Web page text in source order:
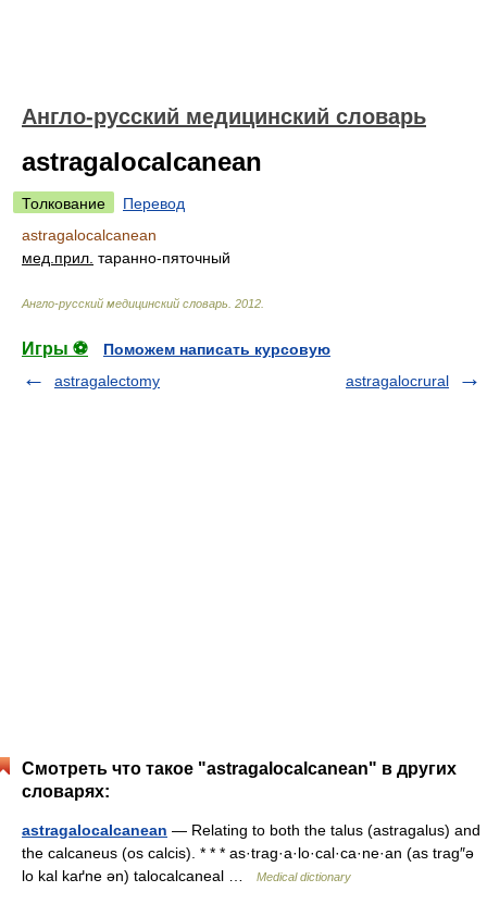
Англо-русский медицинский словарь
astragalocalcanean
Толкование
Перевод
astragalocalcanean
мед. прил. таранно-пяточный
Англо-русский медицинский словарь 2012
Игры ⚽
Поможем написать курсовую
astragalectomy
astragalocrural
Смотреть что такое "astragalocalcanean" в других
словарях:
astragalocalcanean — Relating to both the talus (astragalus) and
the calcaneus (os calcis). * * * as·trag·a·lo·cal·ca·ne·an (as trag″ə
lo kal kaґne ən) talocalcaneal …
Medical dictionary